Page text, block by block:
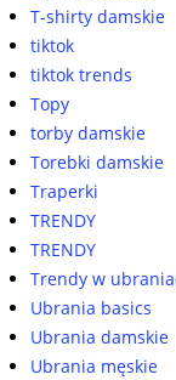
T-shirty damskie
tiktok
tiktok trends
Topy
torby damskie
Torebki damskie
Traperki
TRENDY
TRENDY
Trendy w
Ubrania basics
Ubrania damskie
Ubrania męskie